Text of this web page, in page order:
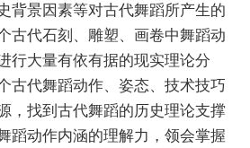
背景因素等对古代舞蹈所产生的
古代石刻、雕塑、画卷中舞蹈动
行大量有依有据的现实理论分
古代舞蹈动作、姿态、技术技巧
，找到古代舞蹈的历史理论支撑
蹈动作内涵的理解力，领会掌握